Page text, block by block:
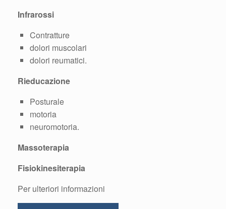
Infrarossi
Contratture
dolori muscolari
dolori reumatici.
Rieducazione
Posturale
motoria
neuromotoria.
Massoterapia
Fisiokinesiterapia
Per ulteriori informazioni